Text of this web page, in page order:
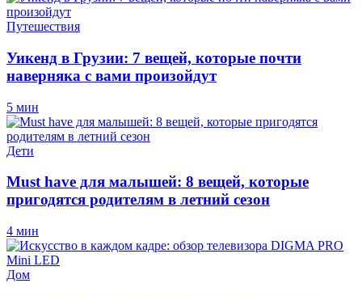
Путешествия
Уикенд в Грузии: 7 вещей, которые почти
наверняка с вами произойдут
5 мин
Дети
Must have для малышей: 8 вещей, которые
пригодятся родителям в летний сезон
4 мин
Дом